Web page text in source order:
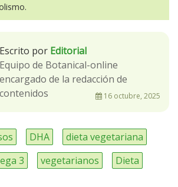
Escrito por Editorial
Equipo de Botanical-online
encargado de la redacción de
contenidos
16 octubre, 2025
DHA
dieta vegetariana
3 vegetarianos Dieta